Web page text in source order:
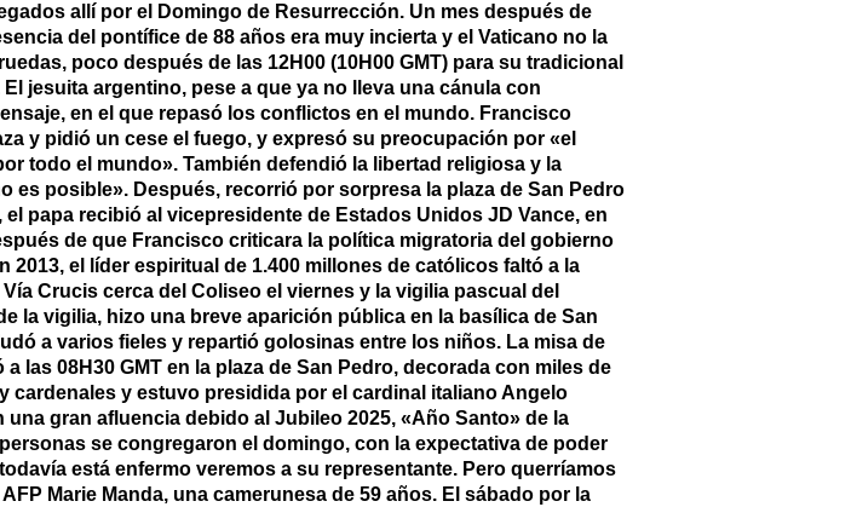
allí por el Domingo de Resurrección. Un mes después de
del pontífice de 88 años era muy incierta y el Vaticano no la
poco después de las 12H00 (10H00 GMT) para su tradicional
jesuita argentino, pese a que ya no lleva una cánula con
en el que repasó los conflictos en el mundo. Francisco
y pidió un cese el fuego, y expresó su preocupación por «el
todo el mundo». También defendió la libertad religiosa y la
es posible». Después, recorrió por sorpresa la plaza de San Pedro
papa recibió al vicepresidente de Estados Unidos JD Vance, en
de que Francisco criticara la política migratoria del gobierno
el líder espiritual de 1.400 millones de católicos faltó a la
Crucis cerca del Coliseo el viernes y la vigilia pascual del
la vigilia, hizo una breve aparición pública en la basílica de San
a varios fieles y repartió golosinas entre los niños. La misa de
las 08H30 GMT en la plaza de San Pedro, decorada con miles de
y estuvo presidida por el cardinal italiano Angelo
gran afluencia debido al Jubileo 2025, «Año Santo» de la
se congregaron el domingo, con la expectativa de poder
está enfermo veremos a su representante. Pero querríamos
Marie Manda, una camerunesa de 59 años. El sábado por la